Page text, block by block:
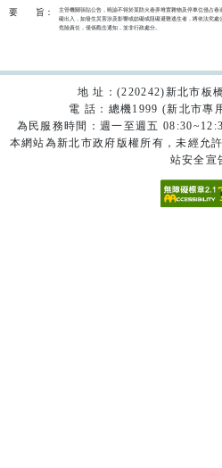
要
旨：
主管機關張貼公告，曉諭不得於某防火巷弄堆置雜物及停車位侵占巷
礙出入，如發生災害涉及影響或妨礙或阻礙避難逃生者，將依法究處
危險責任，僅係觀念通知，並非行政處分。
地 址：(220242)新北市板
電 話：總機1999 (新北市專
為民服務時間：週一至週五
本網站為新北市政府版權所有，未經允
站安全宣